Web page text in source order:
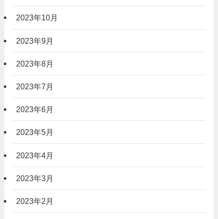
2023年10月
2023年9月
2023年8月
2023年7月
2023年6月
2023年5月
2023年4月
2023年3月
2023年2月